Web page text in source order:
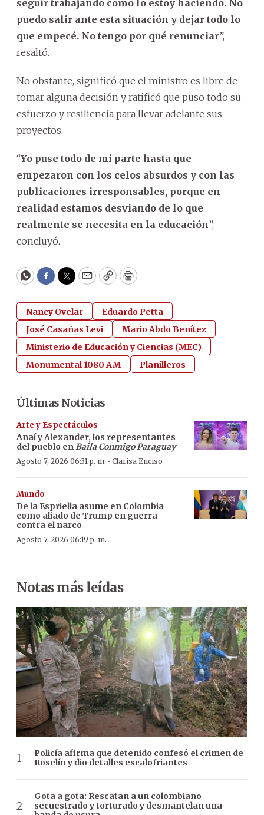
seguir trabajando como lo estoy haciendo. No
puedo salir ante esta situación y dejar todo lo
que empecé. No tengo por qué renunciar”,
resaltó.
No obstante, significó que el ministro es libre de
tomar alguna decisión y ratificó que puso todo su
esfuerzo y resiliencia para llevar adelante sus
proyectos.
“Yo puse todo de mi parte hasta que
empezaron con los celos absurdos y con las
publicaciones irresponsables, porque en
realidad estamos desviando de lo que
realmente se necesita en la educación”,
concluyó.
WhatsApp
Facebook
Twitter
EmailCopyPrint
Nancy Ovelar
Eduardo Petta
José Casañas Levi
Mario Abdo Benítez
Ministerio de Educación y Ciencias (MEC)
Monumental 1080 AM
Planilleros
Últimas Noticias
Arte y Espectáculos
Anaí y Alexander, los representantes
del pueblo enBaila Conmigo Paraguay
Agosto 7, 2026 06:31 p. m. · Clarisa Enciso
Mundo
De la Espriella asume en Colombia
como aliado de Trump en guerra
contra el narco
Agosto 7, 2026 06:19 p. m.
Notas más leídas
Policía afirma que detenido confesó el crimen de
Roselín y dio detalles escalofriantes
Gota a gota: Rescatan a un colombiano
secuestrado y torturado y desmantelan una